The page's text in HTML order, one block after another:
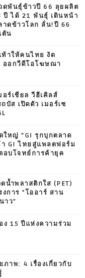
ดพันธุ์ข้าวปี 66 ลุยผลิต
ปี ได้ 21 พันธุ์ เดินหน้า
ดข้าวโลก ลั่น!ปี 66
ตัน
าให้คนไทย งัด
ออกวีดีโอโฆษณา
อร์เชียล วีฮีเคิลส์
บัส เปิดตัว เมอร์เซ
หญ่ “GI รุกบุกตลาด
GI ไทยสู่แพลตฟอร์ม
อบโจทย์การค้ายุค
น้ำพลาสติกใส (PET)
การ "โออาร์ สาน
าว"
ง 15 ปีแห่งความร่วม
าพ: 4 เรื่องเกี่ยวกับ